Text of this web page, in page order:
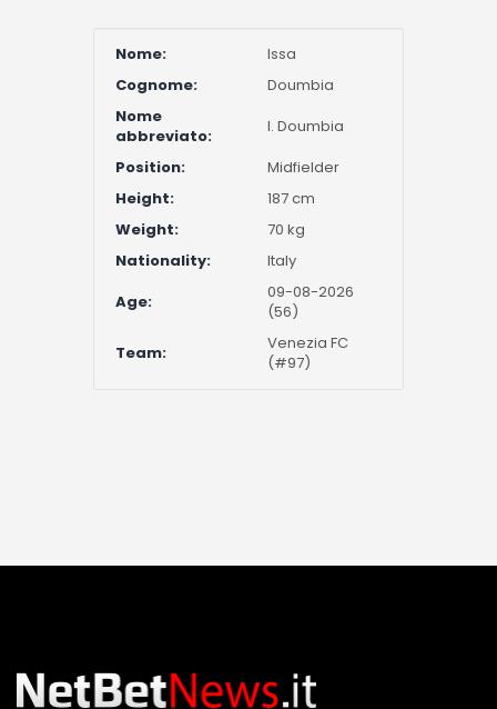
Nome:
Issa
Cognome:
Doumbia
Nome
abbreviato:
I. Doumbia
Position:
Midfielder
Height:
187 cm
Weight:
70 kg
Nationality:
Italy
Age:
09-08-2026
(56)
Team:
Venezia FC
(#97)